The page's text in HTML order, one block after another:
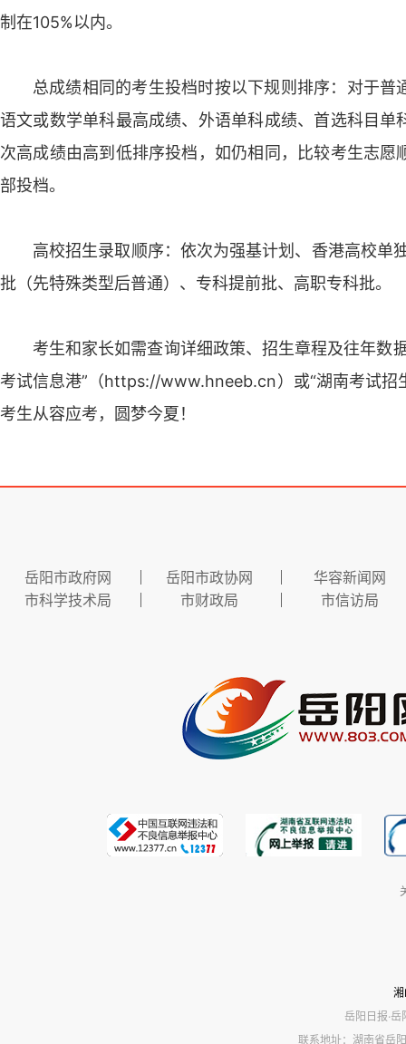
制在105%以内。
总成绩相同的考生投档时按以下规则排序：对于
语文或数学单科最高成绩、外语单科成绩、首选科目
次高成绩由高到低排序投档，如仍相同，比较考生志
部投档。
高校招生录取顺序：依次为强基计划、香港高校单
批（先特殊类型后普通）、专科提前批、高职专科批。
考生和家长如需查询详细政策、招生章程及往年数
考试信息港”（https://www.hneeb.cn）或“湖南考试
考生从容应考，圆梦今夏！
岳阳市政府网 岳阳市政协网
华容新闻网
市科学技术局
市财政局 市信访局
岳阳日报·岳
联系地址：湖南省岳